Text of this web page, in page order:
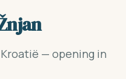
— opening in